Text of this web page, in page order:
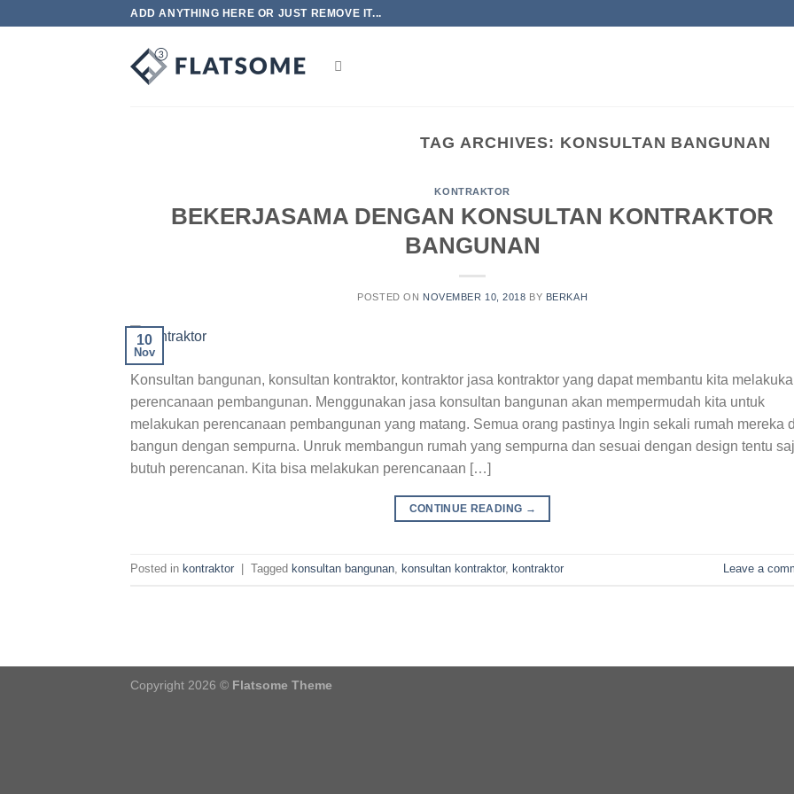
ADD ANYTHING HERE OR JUST REMOVE IT...
TAG ARCHIVES: KONSULTAN BANGUNAN
KONTRAKTOR
BEKERJASAMA DENGAN KONSULTAN KONTRAKTOR
BANGUNAN
POSTED ON NOVEMBER 10, 2018 BY BERKAH
10
Nov
Konsultan bangunan, konsultan kontraktor, kontraktor jasa kontraktor yang dapat membantu kita
perencanaan pembangunan. Menggunakan jasa konsultan bangunan akan mempermudah kita untuk
melakukan perencanaan pembangunan yang matang. Semua orang pastinya Ingin sekali rumah mereka
bangun dengan sempurna. Unruk membangun rumah yang sempurna dan sesuai dengan design tentu
butuh perencanan. Kita bisa melakukan perencanaan […]
CONTINUE READING →
Posted in kontraktor Tagged konsultan bangunan, konsultan kontraktor, kontraktor Leave a
Copyright 2026 © Flatsome Theme